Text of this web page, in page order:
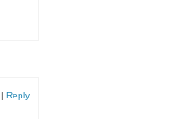
| Reply